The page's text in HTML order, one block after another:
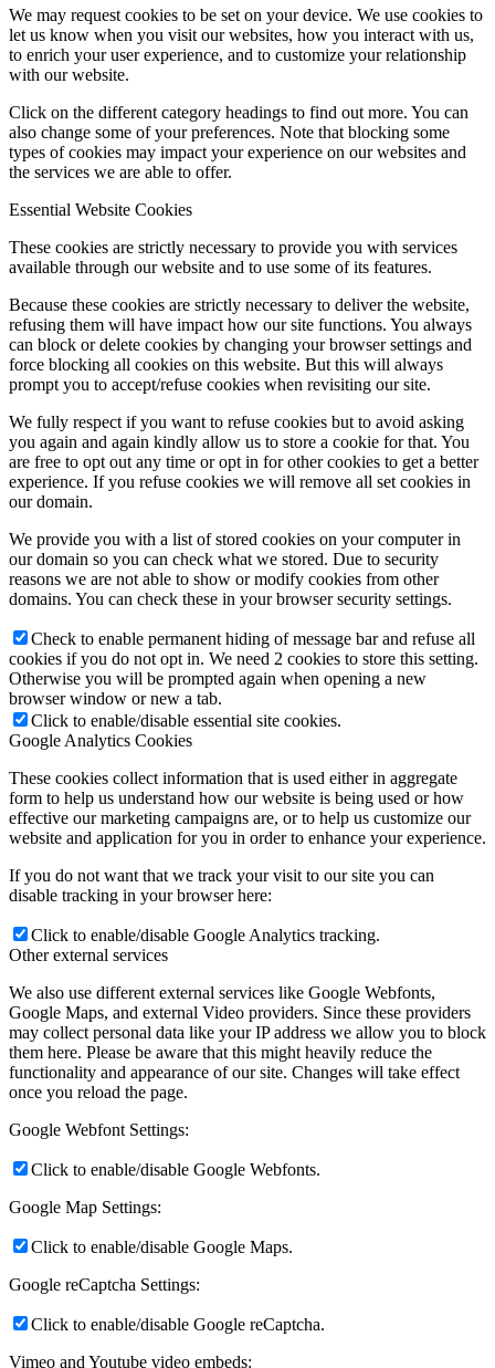
We may request cookies to be set on your device. We use cookies to
let us know when you visit our websites, how you interact with us,
to enrich your user experience, and to customize your relationship
with our website.
Click on the different category headings to find out more. You can
also change some of your preferences. Note that blocking some
types of cookies may impact your experience on our websites and
the services we are able to offer.
Essential Website Cookies
These cookies are strictly necessary to provide you with services
available through our website and to use some of its features.
Because these cookies are strictly necessary to deliver the website,
refusing them will have impact how our site functions. You always
can block or delete cookies by changing your browser settings and
force blocking all cookies on this website. But this will always
prompt you to accept/refuse cookies when revisiting our site.
We fully respect if you want to refuse cookies but to avoid asking
you again and again kindly allow us to store a cookie for that. You
are free to opt out any time or opt in for other cookies to get a better
experience. If you refuse cookies we will remove all set cookies in
our domain.
We provide you with a list of stored cookies on your computer in
our domain so you can check what we stored. Due to security
reasons we are not able to show or modify cookies from other
domains. You can check these in your browser security settings.
Check to enable permanent hiding of message bar and refuse all
cookies if you do not opt in. We need 2 cookies to store this setting.
Otherwise you will be prompted again when opening a new
browser window or new a tab.
Click to enable/disable essential site cookies.
Google Analytics Cookies
These cookies collect information that is used either in aggregate
form to help us understand how our website is being used or how
effective our marketing campaigns are, or to help us customize our
website and application for you in order to enhance your experience.
If you do not want that we track your visit to our site you can
disable tracking in your browser here:
Click to enable/disable Google Analytics tracking.
Other external services
We also use different external services like Google Webfonts,
Google Maps, and external Video providers. Since these providers
may collect personal data like your IP address we allow you to block
them here. Please be aware that this might heavily reduce the
functionality and appearance of our site. Changes will take effect
once you reload the page.
Google Webfont Settings:
Click to enable/disable Google Webfonts.
Google Map Settings:
Click to enable/disable Google Maps.
Google reCaptcha Settings:
Click to enable/disable Google reCaptcha.
Vimeo and Youtube video embeds: